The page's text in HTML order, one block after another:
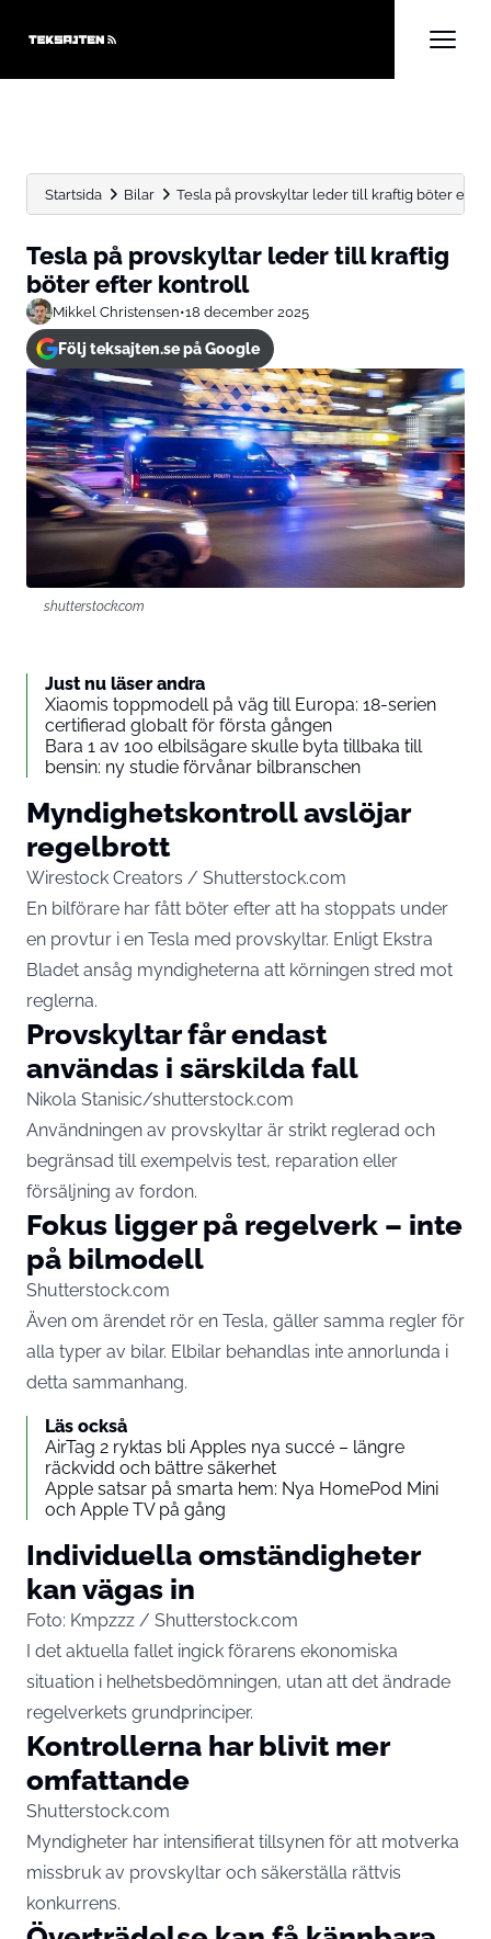
Startsida Bilar Tesla på provskyltar leder till kraftig böter
Tesla på provskyltar leder till kraftig
böter efter kontroll
Mikkel Christensen•18 december 2025
Följ teksajten.se på Google
shutterstock.com
Just nu läser andra
Xiaomis toppmodell på väg till Europa: 18-serien
certifierad globalt för första gången
Bara 1 av 100 elbilsägare skulle byta tillbaka till
bensin: ny studie förvånar bilbranschen
Myndighetskontroll avslöjar
regelbrott
Wirestock Creators / Shutterstock.com
En bilförare har fått böter efter att ha stoppats under
en provtur i en Tesla med provskyltar. Enligt Ekstra
Bladet ansåg myndigheterna att körningen stred mot
reglerna.
Provskyltar får endast
användas i särskilda fall
Nikola Stanisic/shutterstock.com
Användningen av provskyltar är strikt reglerad och
begränsad till exempelvis test, reparation eller
försäljning av fordon.
Fokus ligger på regelverk – inte
på bilmodell
Shutterstock.com
Även om ärendet rör en Tesla, gäller samma regler för
alla typer av bilar. Elbilar behandlas inte annorlunda i
detta sammanhang.
Läs också
AirTag 2 ryktas bli Apples nya succé – längre
räckvidd och bättre säkerhet
Apple satsar på smarta hem: Nya HomePod Mini
och Apple TV på gång
Individuella omständigheter
kan vägas in
Foto: Kmpzzz / Shutterstock.com
I det aktuella fallet ingick förarens ekonomiska
situation i helhetsbedömningen, utan att det ändrade
regelverkets grundprinciper.
Kontrollerna har blivit mer
omfattande
Shutterstock.com
Myndigheter har intensifierat tillsynen för att motverka
missbruk av provskyltar och säkerställa rättvis
konkurrens.